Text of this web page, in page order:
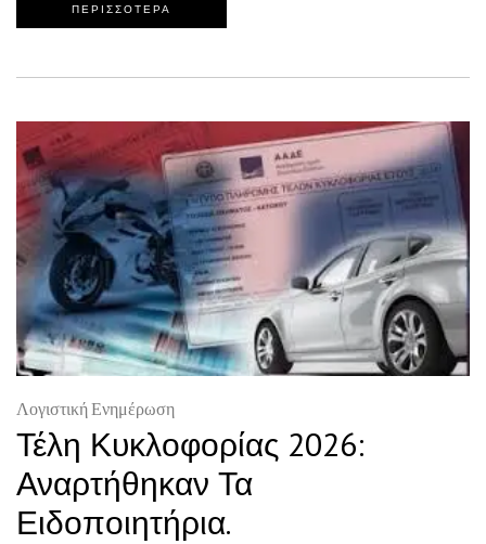
ΠΕΡΙΣΣΟΤΕΡΑ
Λογιστική Ενημέρωση
Τέλη Κυκλοφορίας 2026:
Αναρτήθηκαν Τα
Ειδοποιητήρια.